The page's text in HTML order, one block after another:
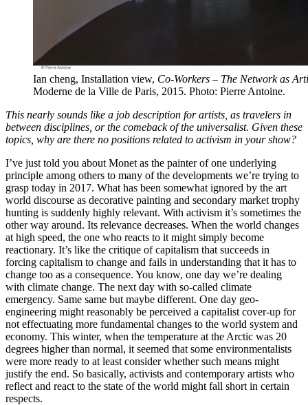
Ian cheng, Installation view, Co-Workers – The Network as
Moderne de la Ville de Paris, 2015. Photo: Pierre Antoine.
This nearly sounds like a job description for artists, as travelers in
between disciplines, or the comeback of the universalist. Given these
topics, why are there no positions related to activism in your show?
I’ve just told you about Monet as the painter of one underlying
principle among others to many of the developments we’re trying to
grasp today in 2017. What has been somewhat ignored by the art
world discourse as decorative painting and secondary market trophy
hunting is suddenly highly relevant. With activism it’s sometimes the
other way around. Its relevance decreases. When the world changes
at high speed, the one who reacts to it might simply become
reactionary. It’s like the critique of capitalism that succeeds in
forcing capitalism to change and fails in understanding that it has to
change too as a consequence. You know, one day we’re dealing
with climate change. The next day with so-called climate
emergency. Same same but maybe different. One day geo-
engineering might reasonably be perceived a capitalist cover-up for
not effectuating more fundamental changes to the world system and
economy. This winter, when the temperature at the Arctic was 20
degrees higher than normal, it seemed that some environmentalists
were more ready to at least consider whether such means might
justify the end. So basically, activists and contemporary artists who
reflect and react to the state of the world might fall short in certain
respects.